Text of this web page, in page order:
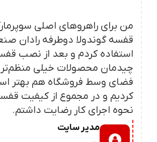
من برای راهروهای اصلی
قفسه گوندولا دوطرفه رادان
استفاده کردم و بعد از نصب
چیدمان محصولات خیلی منظم‌تر
فضای وسط فروشگاه هم بهتر
کردیم و در مجموع از کیفیت
نحوه اجرای کار رضایت داشتم.
مدیر سایت